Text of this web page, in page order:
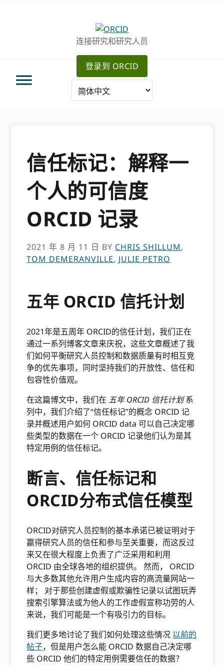
连接研究和研究人员
登录到 ORCID
信任标记：解释一
个人的可信度
ORCID 记录
2021 年 8 月 11 日 BY CHRIS SHILLUM,
TOM DEMERANVILLE, JULIE PETRO
五年 ORCID 信托计划
2021年是五周年 ORCID的信任计划，我们正在
通过一系列博客文章来庆祝，这些文章概述了我
们如何平衡研究人员控制和数据质量有时相互竞
争的优先事项，同时坚持我们的开放性、信任和
包容性价值观。
在这篇博文中，我们在 五年 ORCID 信托计划系
列中，我们介绍了“信任标记”的概念 ORCID 记
录并概述用户如何 ORCID data 可以自己决定哪
些类型的数据在一个 ORCID 记录他们认为是其
特定用例的信任标记。
断言、信任标记和
ORCID分布式信任模型
ORCID对研究人员控制的基本承诺已被证明对于
赢得研究人员的信任和参与至关重要，而这反过
来又在很大程度上负责了广泛采用和利用
ORCID 由全球各地的组织提供。 然而， ORCID
与大多数其他允许用户生成内容的高流量网站一
样； 对于那些创建虚假或欺骗性记录以试图玩弄
搜索引擎算法或为他人的工作虚假宣称功劳的人
来说，我们可能是一个有吸引力的目标。
我们更多地讨论了我们如何处理这些情况 以前的
帖子，但是用户怎么能 ORCID 数据自己决定哪
些 ORCID 他们的特定用例需要信任的数据？